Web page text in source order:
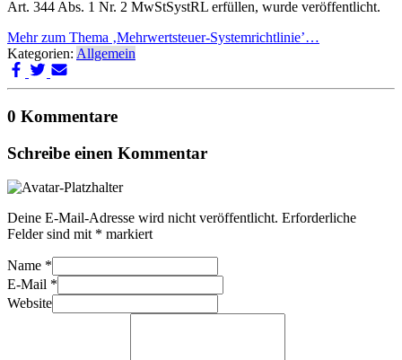
Art. 344 Abs. 1 Nr. 2 MwStSystRL erfüllen, wurde veröffentlicht.
Mehr zum Thema ‚Mehrwertsteuer-Systemrichtlinie’…
Kategorien: Allgemein
0 Kommentare
Schreibe einen Kommentar
Deine E-Mail-Adresse wird nicht veröffentlicht. Erforderliche
Felder sind mit * markiert
Name *
E-Mail *
Website